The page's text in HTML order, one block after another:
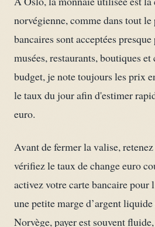
norvégienne, comme dans tout le
bancaires sont acceptées
musées, restaurants, boutiques
budget, je note toujours les prix
le taux du jour afin d'estimer
euro.
Avant de fermer la valise,
vérifiez le taux de change euro
activez votre carte bancaire pour
une petite marge d’argent
Norvège, payer est souvent